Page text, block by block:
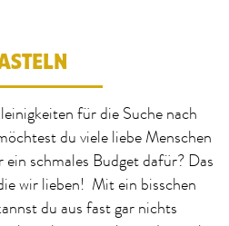
für die Suche nach
du viele liebe Menschen
ein schmales Budget dafür? Das
wir lieben! Mit ein bisschen
du aus fast gar nichts